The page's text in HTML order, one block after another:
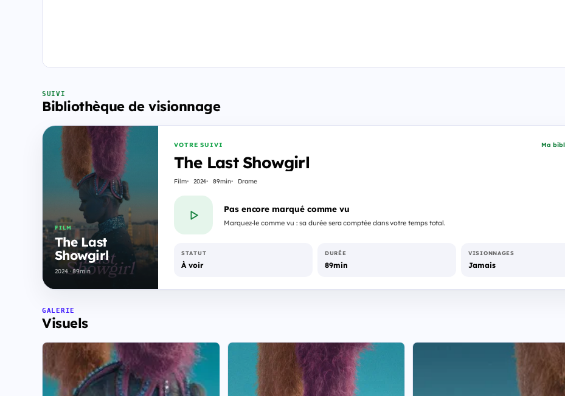
SUIVI
Bibliothèque de visionnage
FILM
The Last
Showgirl
2024 · 89min
VOTRE SUIVI
The Last Showgirl
Film 2024 89min Drame
Ma
Pas encore marqué comme vu
Marquez-le comme vu : sa durée sera comptée dans votre temps total.
STATUT
À voir
DURÉE
89min
VISIONNAGES
Jamais
GALERIE
Visuels